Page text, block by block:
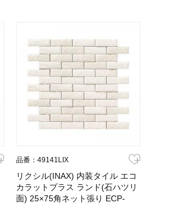
品番：49141LIX
リクシル(INAX) 内装タイル エコ
カラットプラス ランド(石ハツリ
面) 25×75角ネット張り ECP-